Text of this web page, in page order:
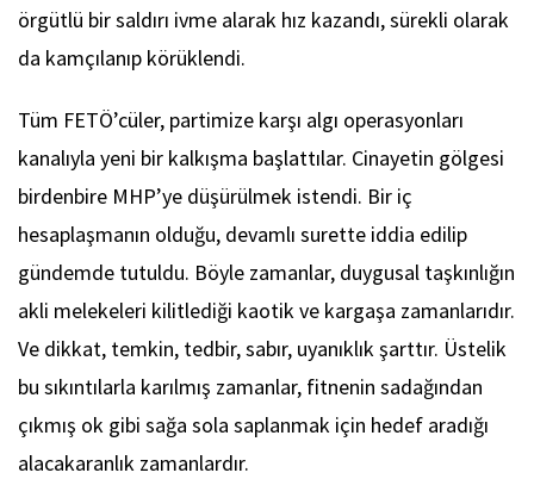
örgütlü bir saldırı ivme alarak hız kazandı, sürekli olarak
da kamçılanıp körüklendi.
Tüm FETÖ’cüler, partimize karşı algı operasyonları
kanalıyla yeni bir kalkışma başlattılar. Cinayetin gölgesi
birdenbire MHP’ye düşürülmek istendi. Bir iç
hesaplaşmanın olduğu, devamlı surette iddia edilip
gündemde tutuldu. Böyle zamanlar, duygusal taşkınlığın
akli melekeleri kilitlediği kaotik ve kargaşa zamanlarıdır.
Ve dikkat, temkin, tedbir, sabır, uyanıklık şarttır. Üstelik
bu sıkıntılarla karılmış zamanlar, fitnenin sadağından
çıkmış ok gibi sağa sola saplanmak için hedef aradığı
alacakaranlık zamanlardır.